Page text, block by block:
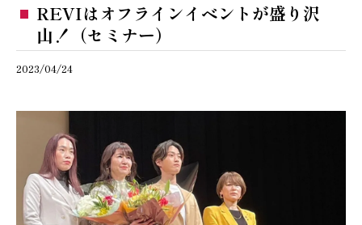
REVIはオフラインイベントが盛り沢
山！（セミナー）
2023/04/24